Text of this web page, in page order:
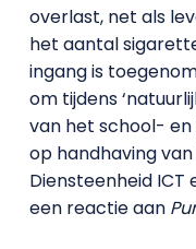
overlast, net als
het aantal
ingang is
om tijdens
van het school-
op handhaving
Diensteenheid ICT
een reactie aan